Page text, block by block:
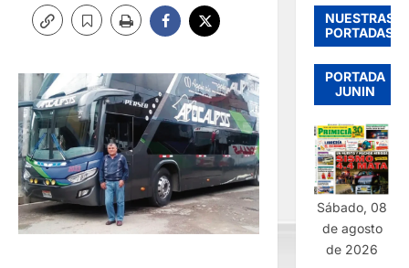
NUESTRAS
PORTADAS
PORTADA
JUNIN
Sábado, 08
de agosto
de 2026